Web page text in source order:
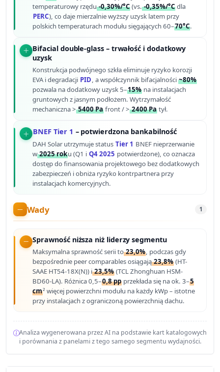
temperaturowy rzędu-0,30%/°C (vs.-0,35%/°C dla
PERC), co daje mierzalnie wyższy uzysk latem przy
polskich temperaturach modułu sięgających 60–70°C.
Bifacial double-glass – trwałość i dodatkowy
uzysk
Konstrukcja podwójnego szkła eliminuje ryzyko korozji
EVA i degradacji PID, a współczynnik bifacjalności~80%
pozwala na dodatkowy uzysk 5–15% na instalacjach
gruntowych z jasnym podłożem. Wytrzymałość
mechaniczna >5400 Pa front / >2400 Pa tył.
BNEF Tier 1 – potwierdzona bankabilność
DAH Solar utrzymuje status Tier 1 BNEF nieprzerwanie
w2025 roku (Q1 i Q4 2025 potwierdzone), co oznacza
dostęp do finansowania projektowego bez dodatkowych
zabezpieczeń i obniża ryzyko kontrpartnera przy
instalacjach komercyjnych.
Wady 1
Sprawność niższa niż liderzy segmentu
Maksymalna sprawność serii to23,0%, podczas gdy
bezpośrednie peer comparables osiągają23,8% (HT-
SAAE HT54-18X(N)) i23,5% (TCL Zhonghuan HSM-
BD60-LA). Różnica 0,5–0,8 pp przekłada się na ok. 3–5
cm² więcej powierzchni modułu na każdy kWp – istotne
przy instalacjach z ograniczoną powierzchnią dachu.
Analiza wygenerowana przez AI na podstawie kart katalogowych
i porównania z panelami z tego samego segmentu wydajności.